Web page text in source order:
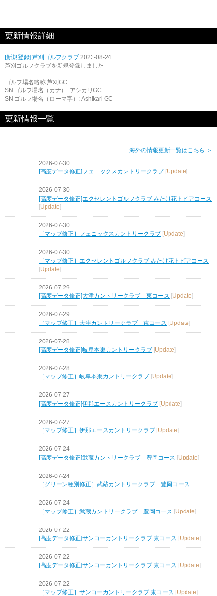
更新情報詳細
[新規登録] 芦刈ゴルフクラブ 2023-08-24
芦刈ゴルフクラブを新規登録しました
ゴルフ場名略称:芦刈GC
SN ゴルフ場名（カナ）: アシカリGC
SN ゴルフ場名（ローマ字）: Ashikari GC
更新情報一覧
海外の情報更新一覧はこちら ＞
2026-07-30
[高度データ修正]フェニックスカントリークラブ
Update
2026-07-30
[高度データ修正]エクセレントゴルフクラブ みたけ花トピアコース
[Update]
2026-07-30
［マップ修正］フェニックスカントリークラブ [Update]
2026-07-30
［マップ修正］エクセレントゴルフクラブ みたけ花トピアコース
[Update]
2026-07-29
[高度データ修正]大津カントリークラブ 東コース [Update]
2026-07-29
［マップ修正］大津カントリークラブ 東コース [Update]
2026-07-28
[高度データ修正]岐阜本巣カントリークラブ [Update]
2026-07-28
［マップ修正］岐阜本巣カントリークラブ
Update
2026-07-27
[高度データ修正]伊那エースカントリークラブ [Update]
2026-07-27
［マップ修正］伊那エースカントリークラブ
Update
2026-07-24
[高度データ修正]武蔵カントリークラブ 豊岡コース [Update]
2026-07-24
［グリーン種別修正］武蔵カントリークラブ 豊岡コース
2026-07-24
［マップ修正］武蔵カントリークラブ 豊岡コース [Update]
2026-07-22
[高度データ修正]サンコーカントリークラブ 東コース [Update]
2026-07-22
[高度データ修正]サンコーカントリークラブ 東コース [Update]
2026-07-22
［マップ修正］サンコーカントリークラブ 東コース [Update]